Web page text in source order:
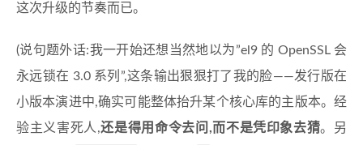
这次升级的节奏而已。
(说句题外话:我一开始还想当然地以为”el9 的 OpenSSL 会
永远锁在 3.0 系列”,这条输出狠狠打了我的脸——发行版在
小版本演进中,确实可能整体抬升某个核心库的主版本。经
验主义害死人,还是得用命令去问,而不是凭印象去猜。另